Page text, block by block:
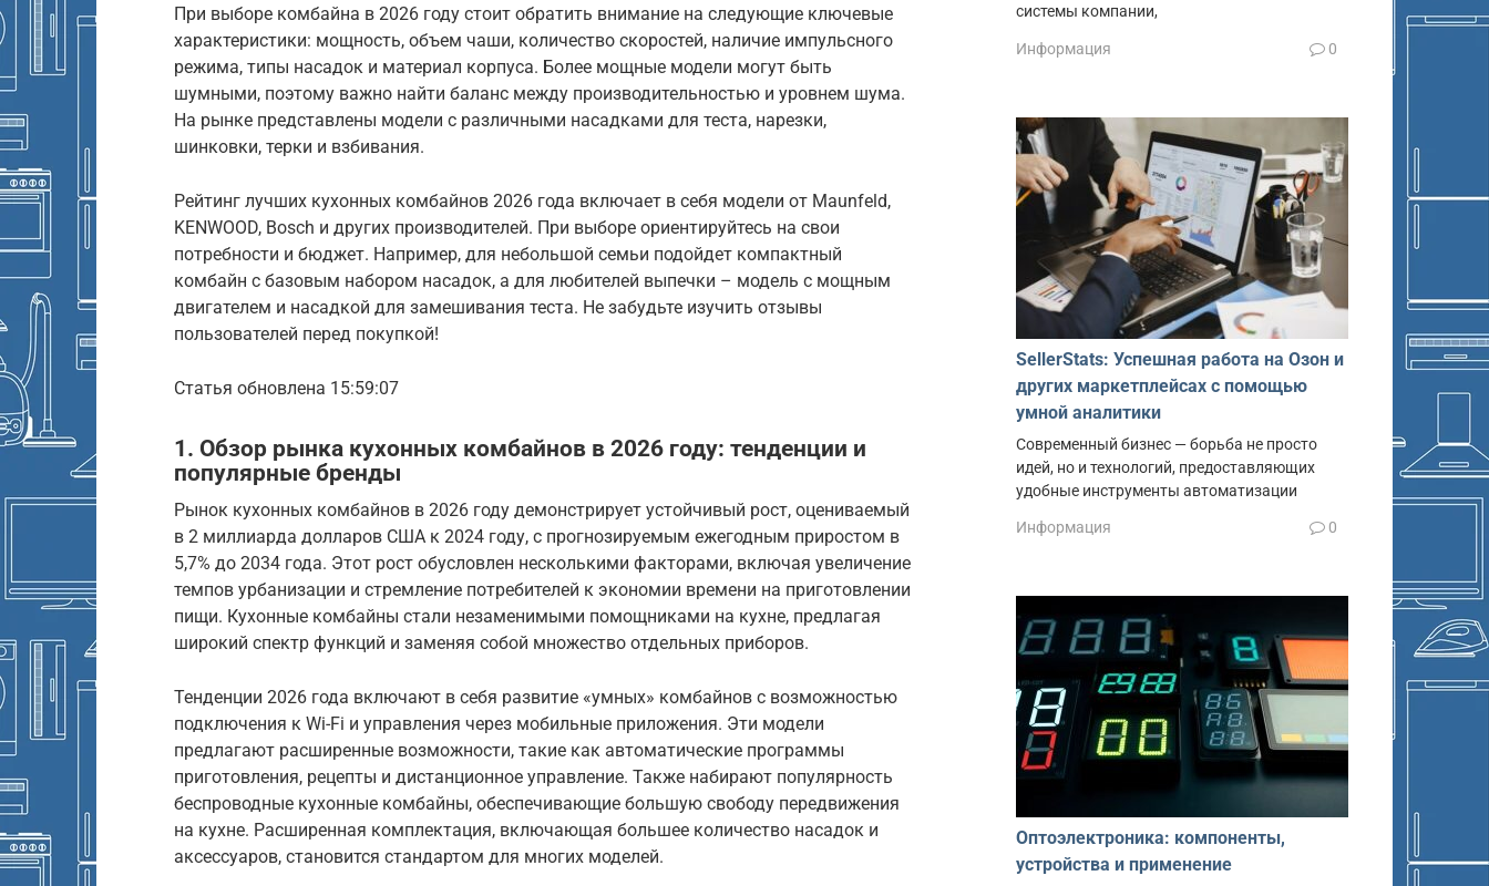
При выборе комбайна в 2026 году стоит обратить внимание на следующие ключевые
характеристики: мощность, объем чаши, количество скоростей, наличие импульсного
режима, типы насадок и материал корпуса. Более мощные модели могут быть
шумными, поэтому важно найти баланс между производительностью и уровнем шума.
На рынке представлены модели с различными насадками для теста, нарезки,
шинковки, терки и взбивания.
Рейтинг лучших кухонных комбайнов 2026 года включает в себя модели от Maunfeld,
KENWOOD, Bosch и других производителей. При выборе ориентируйтесь на свои
потребности и бюджет. Например, для небольшой семьи подойдет компактный
комбайн с базовым набором насадок, а для любителей выпечки – модель с мощным
двигателем и насадкой для замешивания теста. Не забудьте изучить отзывы
пользователей перед покупкой!
Статья обновлена 15:59:07
1. Обзор рынка кухонных комбайнов в 2026 году: тенденции и
популярные бренды
Рынок кухонных комбайнов в 2026 году демонстрирует устойчивый рост, оцениваемый
в 2 миллиарда долларов США к 2024 году, с прогнозируемым ежегодным приростом в
5,7% до 2034 года. Этот рост обусловлен несколькими факторами, включая увеличение
темпов урбанизации и стремление потребителей к экономии времени на приготовлении
пищи. Кухонные комбайны стали незаменимыми помощниками на кухне, предлагая
широкий спектр функций и заменяя собой множество отдельных приборов.
Тенденции 2026 года включают в себя развитие «умных» комбайнов с возможностью
подключения к Wi-Fi и управления через мобильные приложения. Эти модели
предлагают расширенные возможности, такие как автоматические программы
приготовления, рецепты и дистанционное управление. Также набирают популярность
беспроводные кухонные комбайны, обеспечивающие большую свободу передвижения
на кухне. Расширенная комплектация, включающая большее количество насадок и
аксессуаров, становится стандартом для многих моделей.
системы компании,
Информация 0
SellerStats: Успешная работа на Озон и
других маркетплейсах с помощью
умной аналитики
Современный бизнес — борьба не просто
идей, но и технологий, предоставляющих
удобные инструменты автоматизации
Информация 0
Оптоэлектроника: компоненты,
устройства и применение